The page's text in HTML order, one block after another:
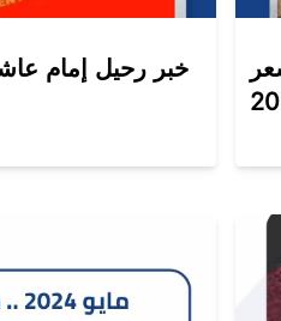
خبر رحيل إمام